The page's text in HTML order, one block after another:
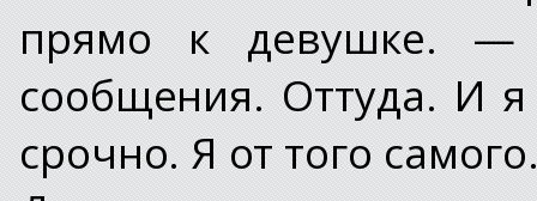
прямо к девушке.
сообщения. Оттуда. И
срочно. Я от того